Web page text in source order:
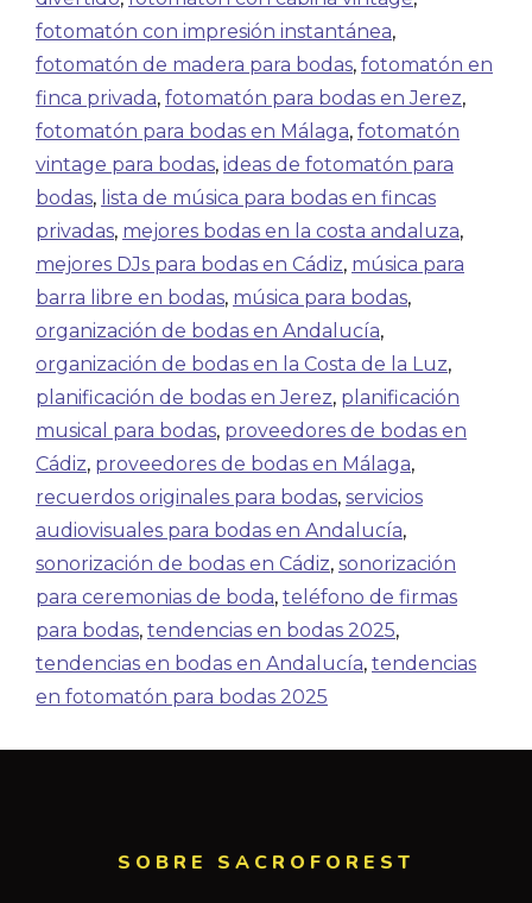
fotomatón con impresión instantánea,
fotomatón de madera para bodas, fotomatón en
finca privada, fotomatón para bodas en Jerez,
fotomatón para bodas en Málaga, fotomatón
vintage para bodas, ideas de fotomatón para
bodas, lista de música para bodas en fincas
privadas, mejores bodas en la costa andaluza,
mejores DJs para bodas en Cádiz, música para
barra libre en bodas, música para bodas,
organización de bodas en Andalucía,
organización de bodas en la Costa de la Luz,
planificación de bodas en Jerez, planificación
musical para bodas, proveedores de bodas en
Cádiz, proveedores de bodas en Málaga,
recuerdos originales para bodas, servicios
audiovisuales para bodas en Andalucía,
sonorización de bodas en Cádiz, sonorización
para ceremonias de boda, teléfono de firmas
para bodas, tendencias en bodas 2025,
tendencias en bodas en Andalucía, tendencias
en fotomatón para bodas 2025
SOBRE SACROFOREST